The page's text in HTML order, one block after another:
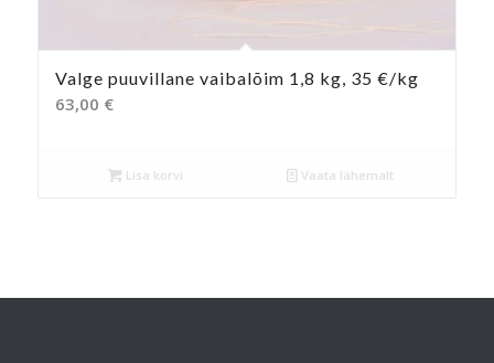
Valge puuvillane vaibalõim 1,8 kg, 35 €/kg
63,00 €
Lisa korvi Vaata lähemalt